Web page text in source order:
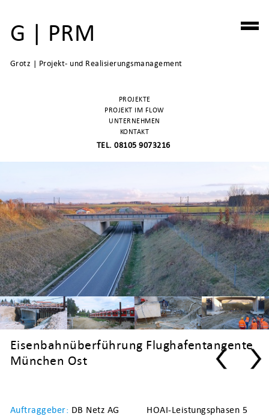
G | PRM
Grotz | Projekt- und Realisierungsmanagement
PROJEKTE
PROJEKT IM FLOW
UNTERNEHMEN
KONTAKT
TEL. 08105 9073216
Eisenbahnüberführung Flughafentangente
München Ost
Auftraggeber: DB Netz AG
HOAI-Leistungsphasen 5